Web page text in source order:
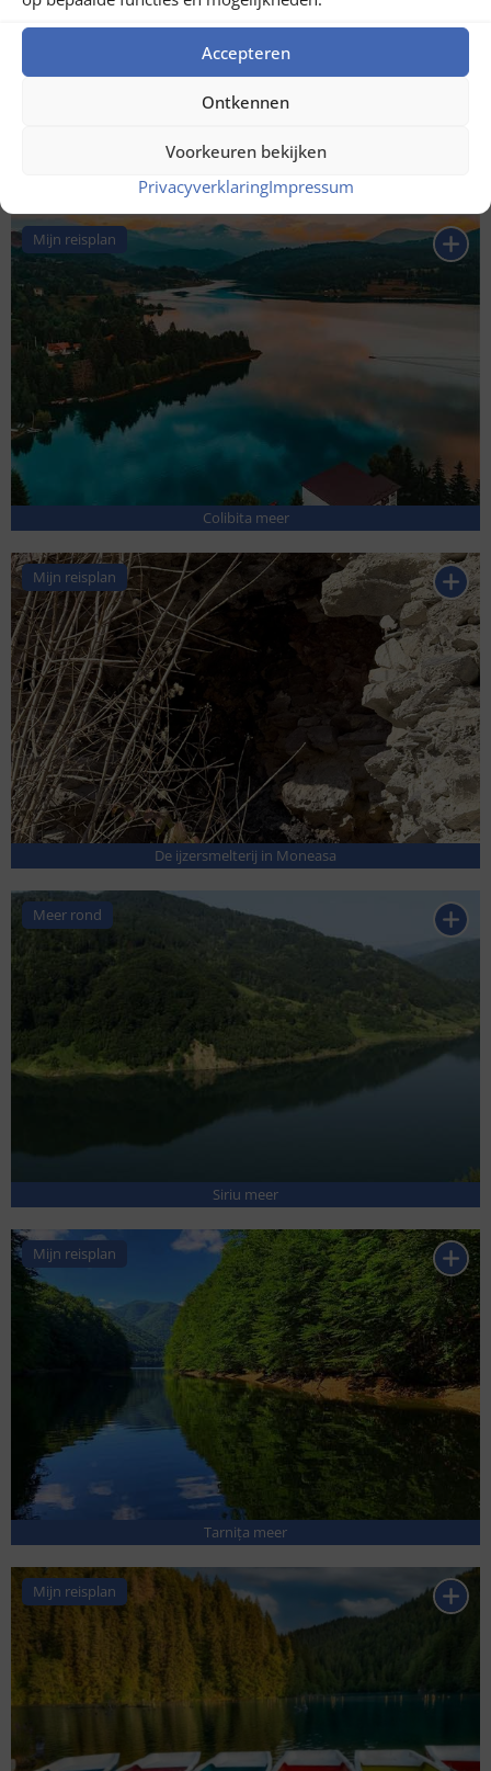
Accepteren
Ontkennen
Voorkeuren bekijken
PrivacyverklaringImpressum
Putna waterval
Mijn reisplan
Colibita meer
Mijn reisplan
De ijzersmelterij in Moneasa
Meer rond
Siriu meer
Mijn reisplan
Tarnița meer
Mijn reisplan